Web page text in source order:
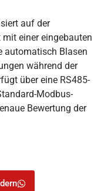
auf der
einer eingebauten
automatisch Blasen
während der
über eine RS485-
Modbus-
Bewertung der